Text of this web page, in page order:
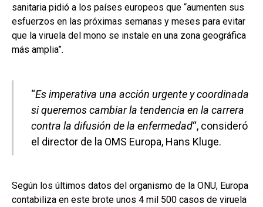
sanitaria pidió a los países europeos que “aumenten sus
esfuerzos en las próximas semanas y meses para evitar
que la viruela del mono se instale en una zona geográfica
más amplia”.
“Es imperativa una acción urgente y coordinada
si queremos cambiar la tendencia en la carrera
contra la difusión de la enfermedad“, consideró
el director de la OMS Europa, Hans Kluge.
Según los últimos datos del organismo de la ONU, Europa
contabiliza en este brote unos 4 mil 500 casos de viruela